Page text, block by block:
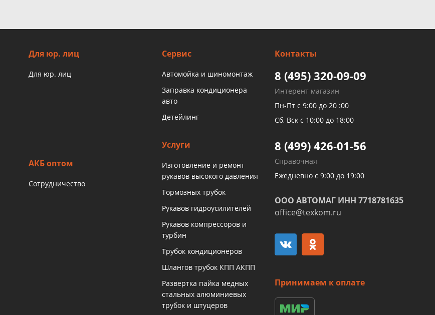
Для юр. лиц
Для юр. лиц
АКБ оптом
Сотрудничество
Сервис
Автомойка и шиномонтаж
Заправка кондиционера
авто
Детейлинг
Услуги
Изготовление и ремонт
рукавов высокого давления
Тормозных трубок
Рукавов гидроусилителей
Рукавов компрессоров и
турбин
Трубок кондиционеров
Шлангов трубок КПП АКПП
Развертка пайка медных
стальных алюминиевых
трубок и штуцеров
Контакты
8 (495) 320-09-09
Интерент магазин
Пн-Пт с 9:00 до 20 :00
Сб, Вск с 10:00 до 18:00
8 (499) 426-01-56
Справочная
Ежедневно с 9:00 до 19:00
ООО АВТОМАГ ИНН 7718781635
office@texkom.ru
Принимаем к оплате